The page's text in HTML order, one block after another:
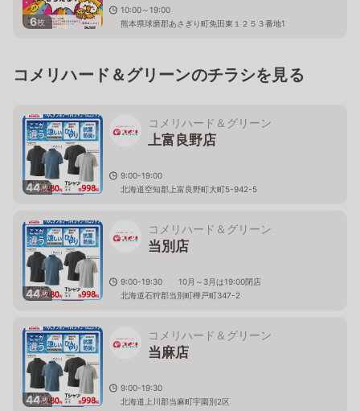
6枚
10:00～19:00
熊本県球磨郡あさぎり町免田東１２５３番地1
コメリハード＆グリーンのチラシを見る
44枚
コメリハード＆グリーン
上富良野店
9:00-19:00
北海道空知郡上富良野町大町5-942-5
44枚
コメリハード＆グリーン
当別店
9:00-19:30 10月～3月は19:00閉店
北海道石狩郡当別町樺戸町347-2
44枚
コメリハード＆グリーン
当麻店
9:00-19:30
北海道上川郡当麻町宇園別2区